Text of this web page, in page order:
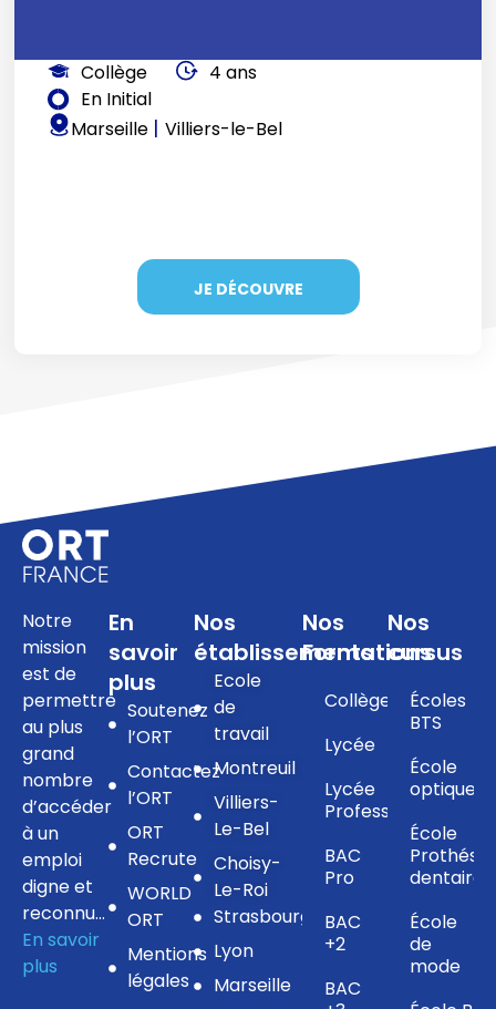
Collège
4 ans
En Initial
Marseille | Villiers-le-Bel
JE DÉCOUVRE
Notre
mission
est de
permettre
au plus
grand
nombre
d’accéder
à un
emploi
digne et
reconnu…
En savoir
plus
En
savoir
plus
Soutenez
l’ORT
Contactez
l’ORT
ORT
Recrute
WORLD
ORT
Mentions
légales
Nos
établissements
Ecole
de
travail
Montreuil
Villiers-
Le-Bel
Choisy-
Le-Roi
Strasbourg
Lyon
Marseille
Nos
Formations
Collège
Lycée
Lycée
Professionnel
BAC
Pro
BAC
+2
BAC
Nos
cursus
Écoles
BTS
École
optique
École
dentaire
École
de
mode